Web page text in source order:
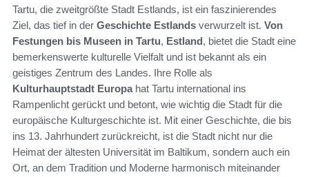
Tartu, die zweitgrößte Stadt Estlands, ist ein faszinierendes
Ziel, das tief in der Geschichte Estlands verwurzelt ist. Von
Festungen bis Museen in Tartu, Estland, bietet die Stadt eine
bemerkenswerte kulturelle Vielfalt und ist bekannt als ein
geistiges Zentrum des Landes. Ihre Rolle als
Kulturhauptstadt Europahat Tartu international ins
Rampenlicht gerückt und betont, wie wichtig die Stadt für die
europäische Kulturgeschichte ist. Mit einer Geschichte, die bis
ins 13. Jahrhundert zurückreicht, ist die Stadt nicht nur die
Heimat der ältesten Universität im Baltikum, sondern auch ein
Ort, an dem Tradition und Moderne harmonisch miteinander